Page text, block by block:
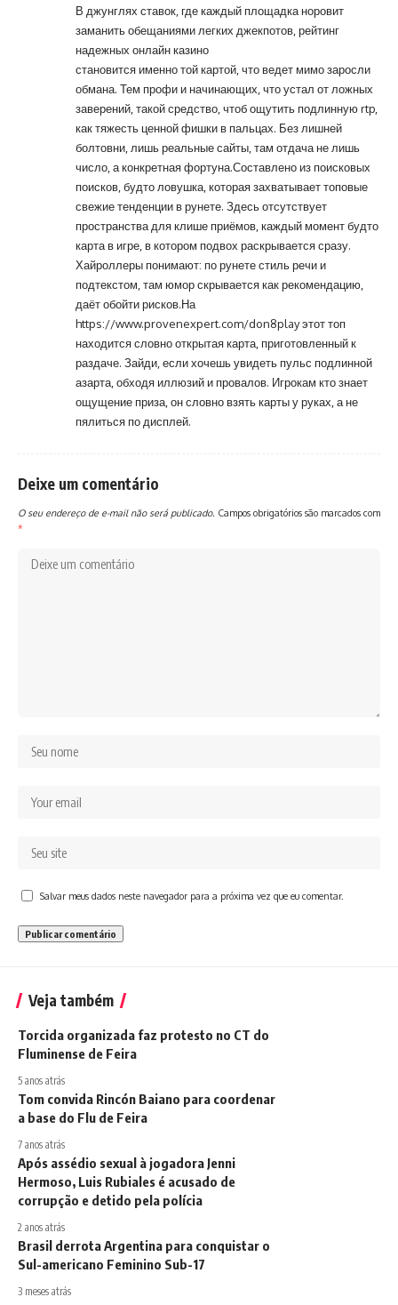
В джунглях ставок, где каждый площадка норовит
заманить обещаниями легких джекпотов, рейтинг
надежных онлайн казино
становится именно той картой, что ведет мимо заросли
обмана. Тем профи и начинающих, что устал от ложных
заверений, такой средство, чтоб ощутить подлинную rtp,
как тяжесть ценной фишки в пальцах. Без лишней
болтовни, лишь реальные сайты, там отдача не лишь
число, а конкретная фортуна.Составлено из поисковых
поисков, будто ловушка, которая захватывает топовые
свежие тенденции в рунете. Здесь отсутствует
пространства для клише приёмов, каждый момент будто
карта в игре, в котором подвох раскрывается сразу.
Хайроллеры понимают: по рунете стиль речи и
подтекстом, там юмор скрывается как рекомендацию,
даёт обойти рисков.На
https://www.provenexpert.com/don8playэтот топ
находится словно открытая карта, приготовленный к
раздаче. Зайди, если хочешь увидеть пульс подлинной
азарта, обходя иллюзий и провалов. Игрокам кто знает
ощущение приза, он словно взять карты у руках, а не
пялиться по дисплей.
Deixe um comentário
O seu endereço de e-mail não será publicado. Campos obrigatórios são marcados com
*
Salvar meus dados neste navegador para a próxima vez que eu comentar.
Veja também
Torcida organizada faz protesto no CT do
Fluminense de Feira
5 anos atrás
Tom convida Rincón Baiano para coordenar
a base do Flu de Feira
7 anos atrás
Após assédio sexual à jogadora Jenni
Hermoso, Luis Rubiales é acusado de
corrupção e detido pela polícia
2 anos atrás
Brasil derrota Argentina para conquistar o
Sul-americano Feminino Sub-17
3 meses atrás